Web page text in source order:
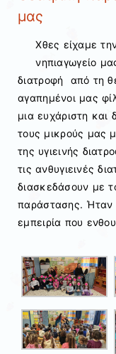
μας
Χθες είχαμε
νηπιαγωγείο
διατροφή από τη
αγαπημένοι μας
μια ευχάριστη και
τους μικρούς μας
της υγιεινής
τις ανθυγιεινές
διασκεδάσουν με
παράστασης. Ήταν
εμπειρία που